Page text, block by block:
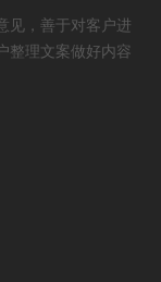
见，善于对客户进
整理文案做好内容